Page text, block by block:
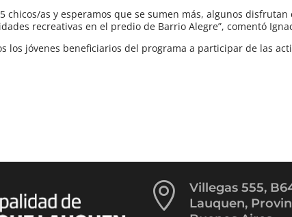
chicos/as y esperamos que se sumen más, algunos
recreativas en el predio de Barrio Alegre”, comentó
los jóvenes beneficiarios del programa a participar de las

Villegas 555,
Lauquen,